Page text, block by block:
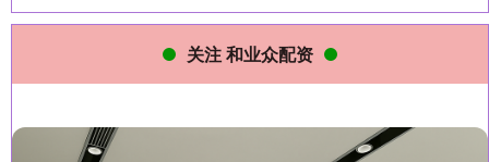
关注 和业众配资